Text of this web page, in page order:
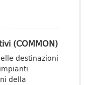
(COMMON)
destinazioni
della